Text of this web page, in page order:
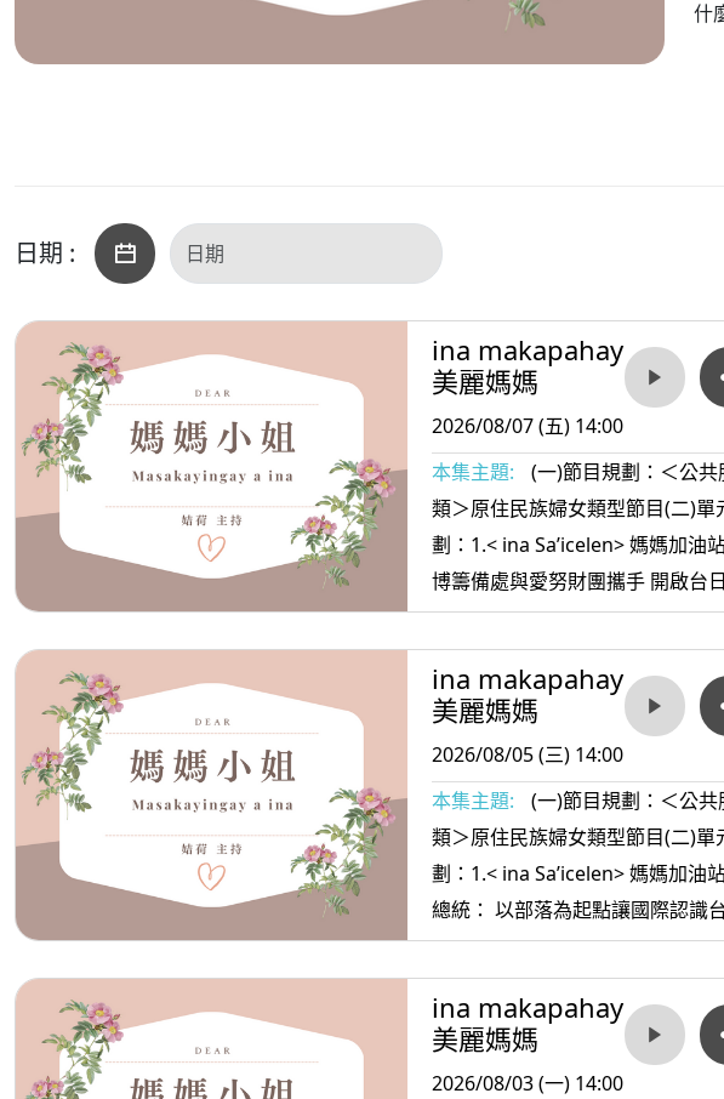
什
日期 :
ina makapahay
美麗媽媽
2026/08/07 (五) 14:00
本集主題:
(一)節目規劃：＜公共
類＞原住民族婦女類型節目(二)單
劃：1.< ina Sa’icelen> 媽媽加油
博籌備處與愛努財團攜手 開啟台
民交流新頁 2. <ina oradiw> 媽媽愛唱
歌：搖籃曲+婦女吟唱 3.< ina Masa’sa
>媽媽放輕鬆:家裡 經濟主要的人爸爸你
辛苦了
ina makapahay
美麗媽媽
2026/08/05 (三) 14:00
本集主題:
(一)節目規劃：＜公共
類＞原住民族婦女類型節目(二)單
劃：1.< ina Sa’icelen> 媽媽加油
總統： 以部落為起點讓國際認識台灣多
元文化 2. <ina oradiw> 媽媽愛唱歌：名
字+守著你 3.< ina Masa’sa >媽媽放輕
鬆:當你越來越順利時
ina makapahay
美麗媽媽
2026/08/03 (一) 14:00